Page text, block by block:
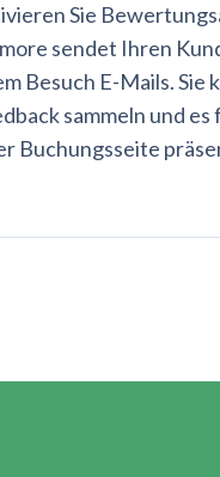
Sie
sendet Ihren
Besuch E-Mails. Sie
sammeln und es
Buchungsseite